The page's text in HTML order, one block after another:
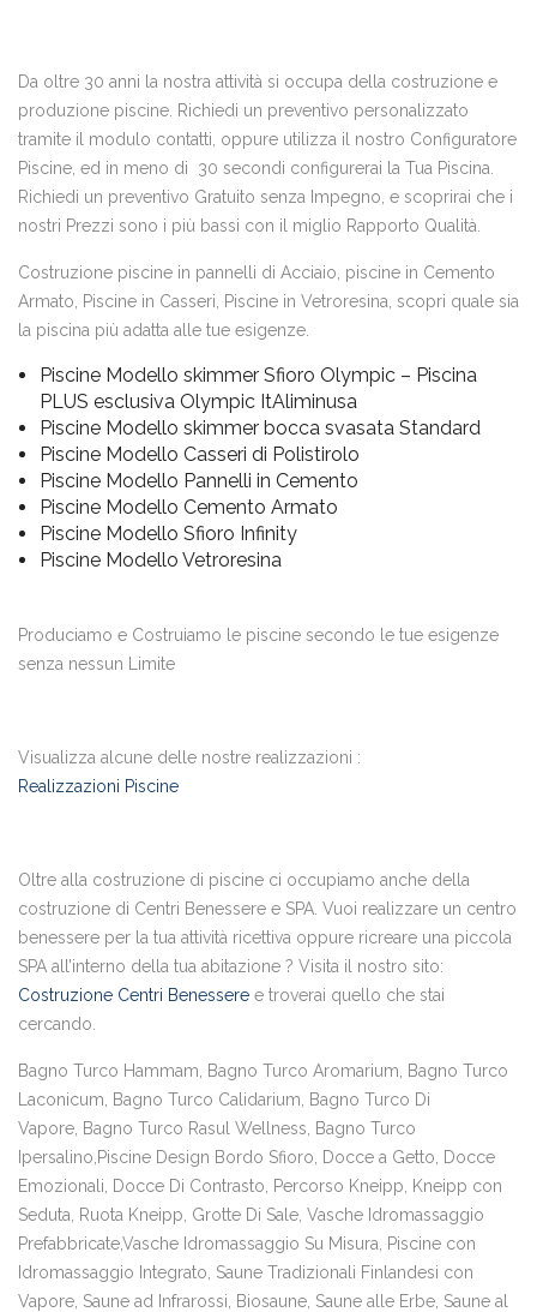
Da oltre 30 anni la nostra attività si occupa della costruzione e
produzione piscine. Richiedi un preventivo personalizzato
tramite il modulo contatti, oppure utilizza il nostro Configuratore
Piscine, ed in meno di 30 secondi configurerai la Tua Piscina.
Richiedi un preventivo Gratuito senza Impegno, e scoprirai che i
nostri Prezzi sono i più bassi con il miglio Rapporto Qualità.
Costruzione piscine in pannelli di Acciaio, piscine in Cemento
Armato, Piscine in Casseri, Piscine in Vetroresina, scopri quale sia
la piscina più adatta alle tue esigenze.
Piscine Modello skimmer Sfioro Olympic – Piscina
PLUS esclusiva Olympic ItAliminusa
Piscine Modello skimmer bocca svasata Standard
Piscine Modello Casseri di Polistirolo
Piscine Modello Pannelli in Cemento
Piscine Modello Cemento Armato
Piscine Modello Sfioro Infinity
Piscine Modello Vetroresina
Produciamo e Costruiamo le piscine secondo le tue esigenze
senza nessun Limite
Visualizza alcune delle nostre realizzazioni :
Realizzazioni Piscine
Oltre alla costruzione di piscine ci occupiamo anche della
costruzione di Centri Benessere e SPA. Vuoi realizzare un centro
benessere per la tua attività ricettiva oppure ricreare una piccola
SPA all’interno della tua abitazione ? Visita il nostro sito:
Costruzione Centri Benessere e troverai quello che stai
cercando.
Bagno Turco Hammam, Bagno Turco Aromarium, Bagno Turco
Laconicum, Bagno Turco Calidarium, Bagno Turco Di
Vapore, Bagno Turco Rasul Wellness, Bagno Turco
Ipersalino,Piscine Design Bordo Sfioro, Docce a Getto, Docce
Emozionali, Docce Di Contrasto, Percorso Kneipp, Kneipp con
Seduta, Ruota Kneipp, Grotte Di Sale, Vasche Idromassaggio
Prefabbricate,Vasche Idromassaggio Su Misura, Piscine con
Idromassaggio Integrato, Saune Tradizionali Finlandesi con
Vapore, Saune ad Infrarossi, Biosaune, Saune alle Erbe, Saune al